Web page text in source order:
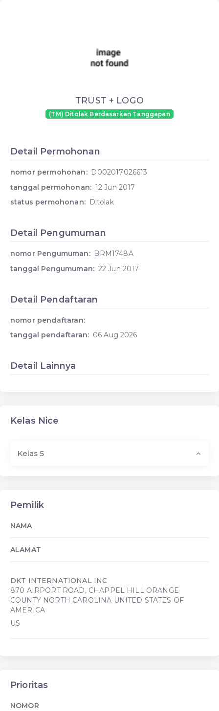
TRUST + LOGO
(TM) Ditolak Berdasarkan Tanggapan
Detail Permohonan
nomor permohonan: D002017026613
tanggal permohonan: 12 Jun 2017
status permohonan: Ditolak
Detail Pengumuman
nomor Pengumuman: BRM1748A
tanggal Pengumuman: 22 Jun 2017
Detail Pendaftaran
nomor pendaftaran:
tanggal pendaftaran: 06 Aug 2026
Detail Lainnya
Kelas Nice
Kelas 5
Pemilik
NAMA
ALAMAT
DKT INTERNATIONAL INC
870 AIRPORT ROAD, CHAPPEL HILL ORANGE
COUNTY NORTH CAROLINA UNITED STATES OF
AMERICA
US
Prioritas
NOMOR